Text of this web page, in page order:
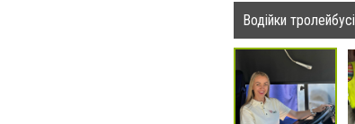
Водійки